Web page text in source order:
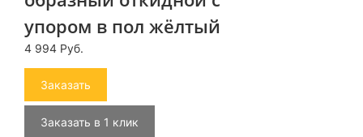
упором в пол жёлтый
4 994 Руб.
Заказать
Заказать в 1 клик